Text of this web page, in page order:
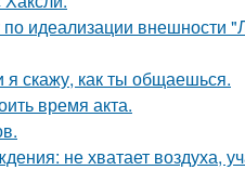
идеализации внешности
я скажу, как ты общаешься.
время акта.
не хватает воздуха,